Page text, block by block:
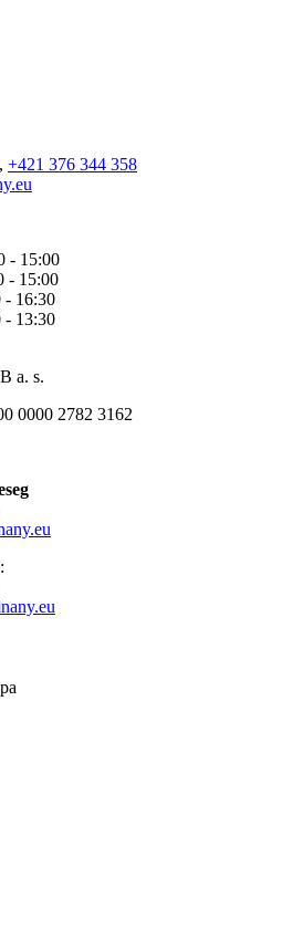
, +421 376 344 358
- 15:00
- 15:00
- 16:30
- 13:30
a. s.
0000 2782 3162